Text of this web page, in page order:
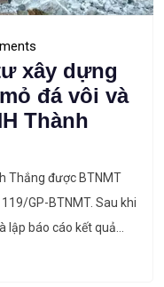
xây dựng
đá vôi và
Thành
Thắng được BTNMT
GP-BTNMT. Sau khi
lập báo cáo kết quả
giá trữ lượng